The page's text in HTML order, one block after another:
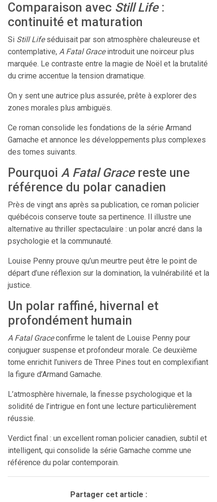
Comparaison avec Still Life:
continuité et maturation
Si Still Lifeséduisait par son atmosphère chaleureuse et
contemplative, A Fatal Graceintroduit une noirceur plus
marquée. Le contraste entre la magie de Noël et la brutalité
du crime accentue la tension dramatique.
On y sent une autrice plus assurée, prête à explorer des
zones morales plus ambiguës.
Ce roman consolide les fondations de la série Armand
Gamache et annonce les développements plus complexes
des tomes suivants.
Pourquoi A Fatal Gracereste une
référence du polar canadien
Près de vingt ans après sa publication, ce roman policier
québécois conserve toute sa pertinence. Il illustre une
alternative au thriller spectaculaire : un polar ancré dans la
psychologie et la communauté.
Louise Penny prouve qu’un meurtre peut être le point de
départ d’une réflexion sur la domination, la vulnérabilité et la
justice.
Un polar raffiné, hivernal et
profondément humain
A Fatal Graceconfirme le talent de Louise Penny pour
conjuguer suspense et profondeur morale. Ce deuxième
tome enrichit l’univers de Three Pines tout en complexifiant
la figure d’Armand Gamache.
L’atmosphère hivernale, la finesse psychologique et la
solidité de l’intrigue en font une lecture particulièrement
réussie.
Verdict final : un excellent roman policier canadien, subtil et
intelligent, qui consolide la série Gamache comme une
référence du polar contemporain.
Partager cet article :